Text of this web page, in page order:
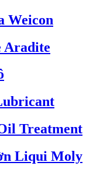
Weicon
Aradite
Treatment
Liqui Moly